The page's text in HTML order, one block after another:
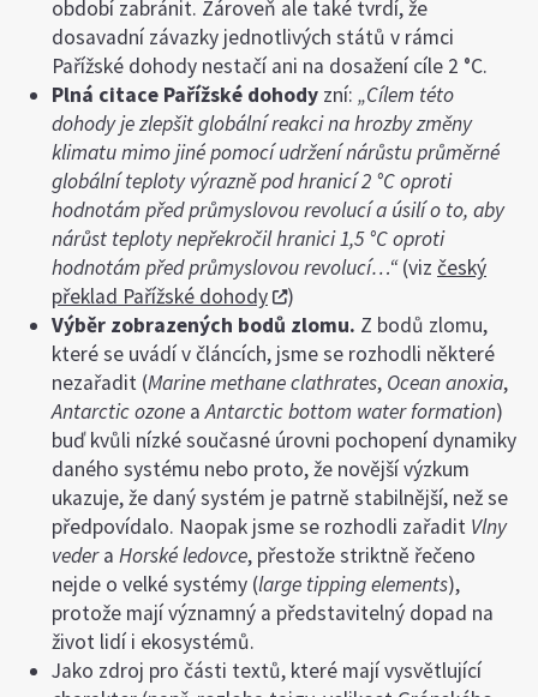
období zabránit. Zároveň ale také tvrdí, že
dosavadní závazky jednotlivých států v rámci
Pařížské dohody nestačí ani na dosažení cíle 2 °C.
Plná citace Pařížské dohody zní: „Cílem této
dohody je zlepšit globální reakci na hrozby změny
klimatu mimo jiné pomocí udržení nárůstu průměrné
globální teploty výrazně pod hranicí 2 °C oproti
hodnotám před průmyslovou revolucí a úsilí o to, aby
nárůst teploty nepřekročil hranici 1,5 °C oproti
hodnotám před průmyslovou revolucí…“(viz český
překlad Pařížské dohody
)
Výběr zobrazených bodů zlomu. Z bodů zlomu,
které se uvádí v článcích, jsme se rozhodli některé
nezařadit (Marine methane clathrates, Ocean anoxia,
Antarctic ozone aAntarctic bottom water formation)
buď kvůli nízké současné úrovni pochopení dynamiky
daného systému nebo proto, že novější výzkum
ukazuje, že daný systém je patrně stabilnější, než se
předpovídalo. Naopak jsme se rozhodli zařadit Vlny
vedera Horské ledovce, přestože striktně řečeno
nejde o velké systémy (large tipping elements),
protože mají významný a představitelný dopad na
život lidí i ekosystémů.
Jako zdroj pro části textů, které mají vysvětlující